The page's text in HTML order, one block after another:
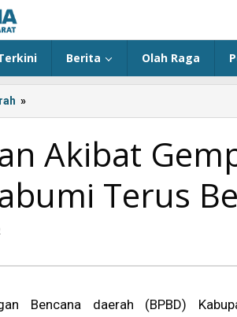
Berita Olah Raga
»
-:IN-
>Kerusakan
Akibat
Bumi
Bertambah<!-
-
Akibat
Terus
Bencana daerah (BPBD)